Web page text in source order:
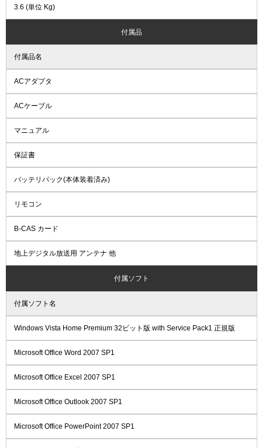
3.6 (単位 Kg)
付属品
付属品名
ACアダプタ
ACケーブル
マニュアル
保証書
バッテリパック(本体装着済み)
リモコン
B-CAS カード
地上デジタル放送用 アンテナ 他
付属ソフト
付属ソフト名
Windows Vista Home Premium 32ビット版 with Service Pack1 正規版
Microsoft Office Word 2007 SP1
Microsoft Office Excel 2007 SP1
Microsoft Office Outlook 2007 SP1
Microsoft Office PowerPoint 2007 SP1